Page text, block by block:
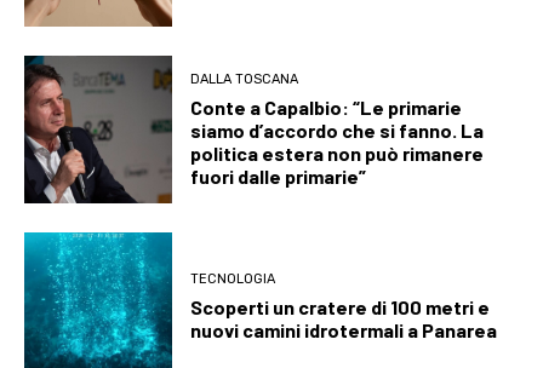
DALLA TOSCANA
Conte a Capalbio: “Le primarie
siamo d’accordo che si fanno. La
politica estera non può rimanere
fuori dalle primarie”
TECNOLOGIA
Scoperti un cratere di 100 metri e
nuovi camini idrotermali a Panarea